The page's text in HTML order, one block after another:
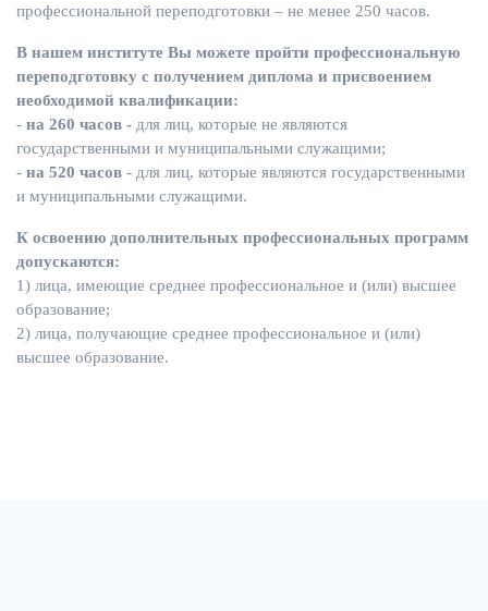
профессиональной переподготовки – не менее 250 часов.
В нашем институте Вы можете пройти профессиональную
переподготовку с получением диплома и присвоением
необходимой квалификации:
- на 260 часов - для лиц, которые не являются
государственными и муниципальными служащими;
- на 520 часов - для лиц, которые являются государственными
и муниципальными служащими.
К освоению дополнительных профессиональных программ
допускаются:
1) лица, имеющие среднее профессиональное и (или) высшее
образование;
2) лица, получающие среднее профессиональное и (или)
высшее образование.